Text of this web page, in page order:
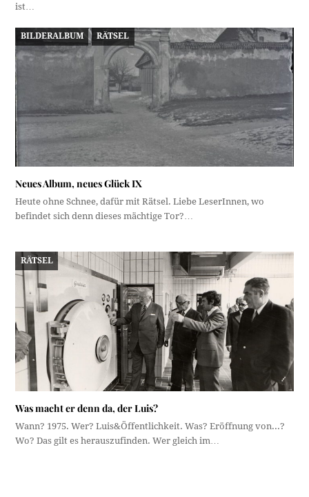
ist…
BILDERALBUM RÄTSEL
Neues Album, neues Glück IX
Heute ohne Schnee, dafür mit Rätsel. Liebe LeserInnen, wo
befindet sich denn dieses mächtige Tor?…
RÄTSEL
Was macht er denn da, der Luis?
Wann? 1975. Wer? Luis&Öffentlichkeit. Was? Eröffnung von...?
Wo? Das gilt es herauszufinden. Wer gleich im…